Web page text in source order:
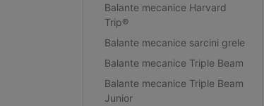
Balante mecanice Harvard
Trip®
Balante mecanice sarcini grele
Balante mecanice Triple Beam
Balante mecanice Triple Beam
Junior